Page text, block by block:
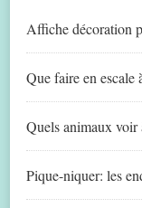
Affiche décoration
Que faire en escale
Quels animaux
Pique-niquer: les